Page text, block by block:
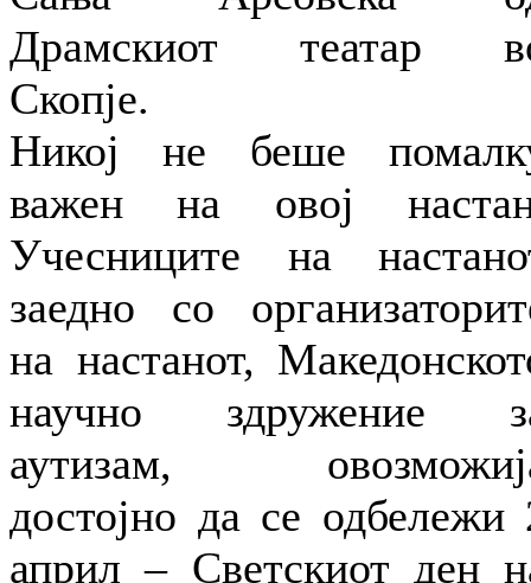
Драмскиот театар
Скопје.
Никој не беше
важен на овoј
Учесниците на
заедно со
на настанот,
научно здружение
аутизам,
достојно да се одбележи
април – Светскиот ден